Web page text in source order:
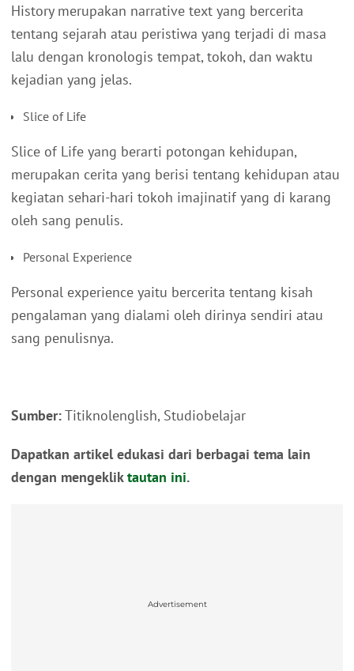
History merupakan narrative text yang bercerita
tentang sejarah atau peristiwa yang terjadi di masa
lalu dengan kronologis tempat, tokoh, dan waktu
kejadian yang jelas.
Slice of Life
Slice of Life yang berarti potongan kehidupan,
merupakan cerita yang berisi tentang kehidupan atau
kegiatan sehari-hari tokoh imajinatif yang di karang
oleh sang penulis.
Personal Experience
Personal experience yaitu bercerita tentang kisah
pengalaman yang dialami oleh dirinya sendiri atau
sang penulisnya.
Sumber:Titiknolenglish, Studiobelajar
Dapatkan artikel edukasi dari berbagai tema lain
dengan mengekliktautan ini.
Advertisement